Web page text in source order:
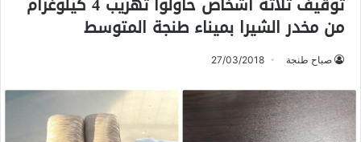
من مخدر الشيرا بميناء طنجة المتوسط
صباح طنجة 27/03/2018